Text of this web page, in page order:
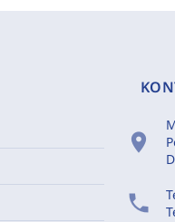
location_on
phone